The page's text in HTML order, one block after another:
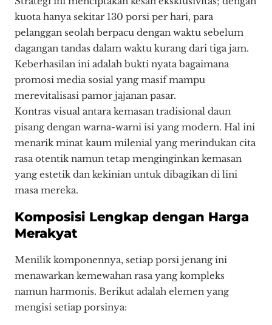
kuota hanya sekitar 130 porsi per hari, para
pelanggan seolah berpacu dengan waktu sebelum
dagangan tandas dalam waktu kurang dari tiga jam.
Keberhasilan ini adalah bukti nyata bagaimana
promosi media sosial yang masif mampu
merevitalisasi pamor jajanan pasar.
Kontras visual antara kemasan tradisional daun
pisang dengan warna-warni isi yang modern. Hal ini
menarik minat kaum milenial yang merindukan cita
rasa otentik namun tetap menginginkan kemasan
yang estetik dan kekinian untuk dibagikan di lini
masa mereka.
Komposisi Lengkap dengan Harga
Merakyat
Menilik komponennya, setiap porsi jenang ini
menawarkan kemewahan rasa yang kompleks
namun harmonis. Berikut adalah elemen yang
mengisi setiap porsinya: